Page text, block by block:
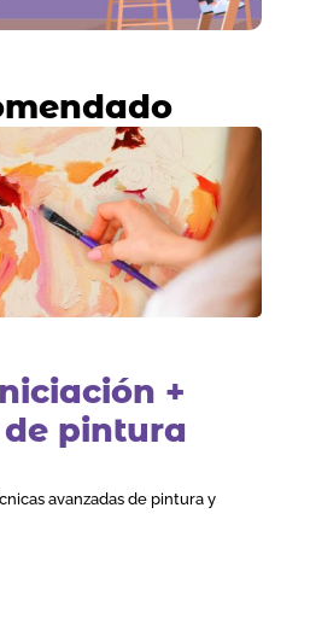
+
pintura
avanzadas de pintura y